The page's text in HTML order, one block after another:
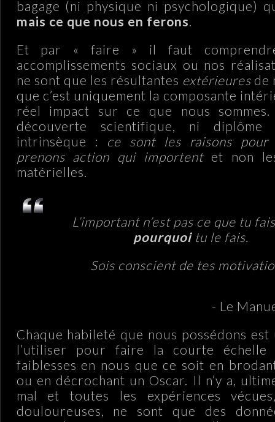
bagage (ni physique ni psychologique)
mais ce que nous en ferons
Et par « faire » il faut
accomplissements sociaux ou nos
ne sont que les résultantes extérieuresde
que c’est uniquement la composante
réel impact sur ce que nous
découverte scientifique, ni diplôme
intrinsèque : ce sont les raisons pour
prenons action qui importentet non les
matérielles.
L’important n’est pas ce que tu
pourquoitu le fais.
Sois conscient de tes
- Le
Chaque habileté que nous possédons
l’utiliser pour faire la courte échelle
faiblesses en nous que ce soit en
ou en décrochant un Oscar. Il n’y a,
mal et toutes les expériences
douloureuses, ne sont que des